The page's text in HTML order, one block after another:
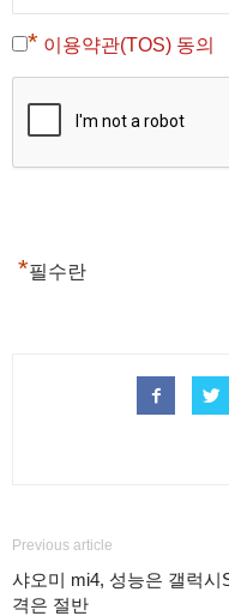
* 이용약관(TOS) 동의
*필수란
Previous article
샤오미 mi4, 성능은 갤럭시
격은 절반